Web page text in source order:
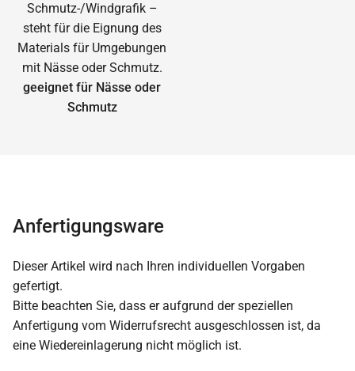
geeignet für Nässe oder
Schmutz
Anfertigungsware
Dieser Artikel wird nach Ihren individuellen Vorgaben
gefertigt.
Bitte beachten Sie, dass er aufgrund der speziellen
Anfertigung vom Widerrufsrecht ausgeschlossen ist, da
eine Wiedereinlagerung nicht möglich ist.